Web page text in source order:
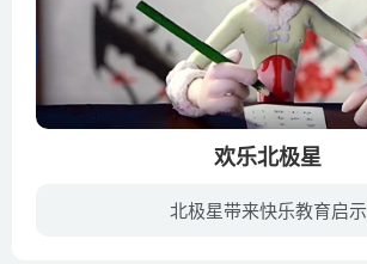
欢乐北极星
北极星带来快乐教育启示